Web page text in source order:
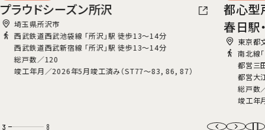
プラウドシーズン所沢
埼玉県所沢市
西武鉄道西武池袋線 「所沢」駅 徒歩13～14分
西武鉄道西武新宿線 「所沢」駅 徒歩13～14分
総戸数／120
竣工年月／2026年5月竣工済み（ST77～83, 86, 87）
都心型
春日駅
東京都
南北線
都営三
都営大
総戸数
竣工年
3 8